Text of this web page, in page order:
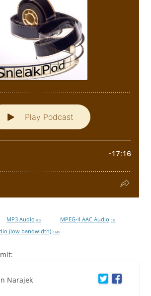
MP3 Audio 0 B MPEG-4 AAC Audio 0 B
(low bandwidth) 6 MB
Narajek